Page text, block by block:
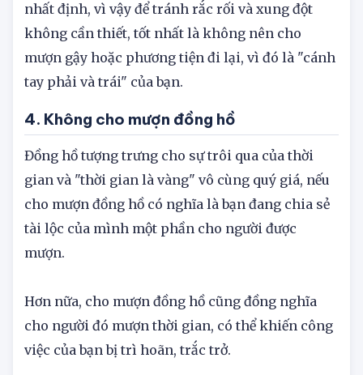
Bên cạnh đó, cho mượn xe cũng có một số rủi ro
nhất định, vì vậy để tránh rắc rối và xung đột
không cần thiết, tốt nhất là không nên cho
mượn gậy hoặc phương tiện đi lại, vì đó là "cánh
tay phải và trái" của bạn.
4. Không cho mượn đồng hồ
Đồng hồ tượng trưng cho sự trôi qua của thời
gian và "thời gian là vàng" vô cùng quý giá, nếu
cho mượn đồng hồ có nghĩa là bạn đang chia sẻ
tài lộc của mình một phần cho người được
Hơn nữa, cho mượn đồng hồ cũng đồng nghĩa
cho người đó mượn thời gian, có thể khiến công